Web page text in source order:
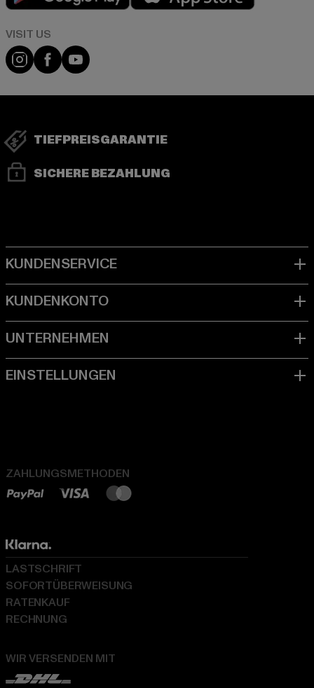
Visit our Instagram page:
Visit our Facebook page:
Visit our YouTube channel:
TIEFPREISGARANTIE
SICHERE BEZAHLUNG
ZAHLUNGSMETHODEN
WIR VERSENDEN MIT
LASTSCHRIFT
SOFORTÜBERWEISUNG
RATENKAUF
RECHNUNG